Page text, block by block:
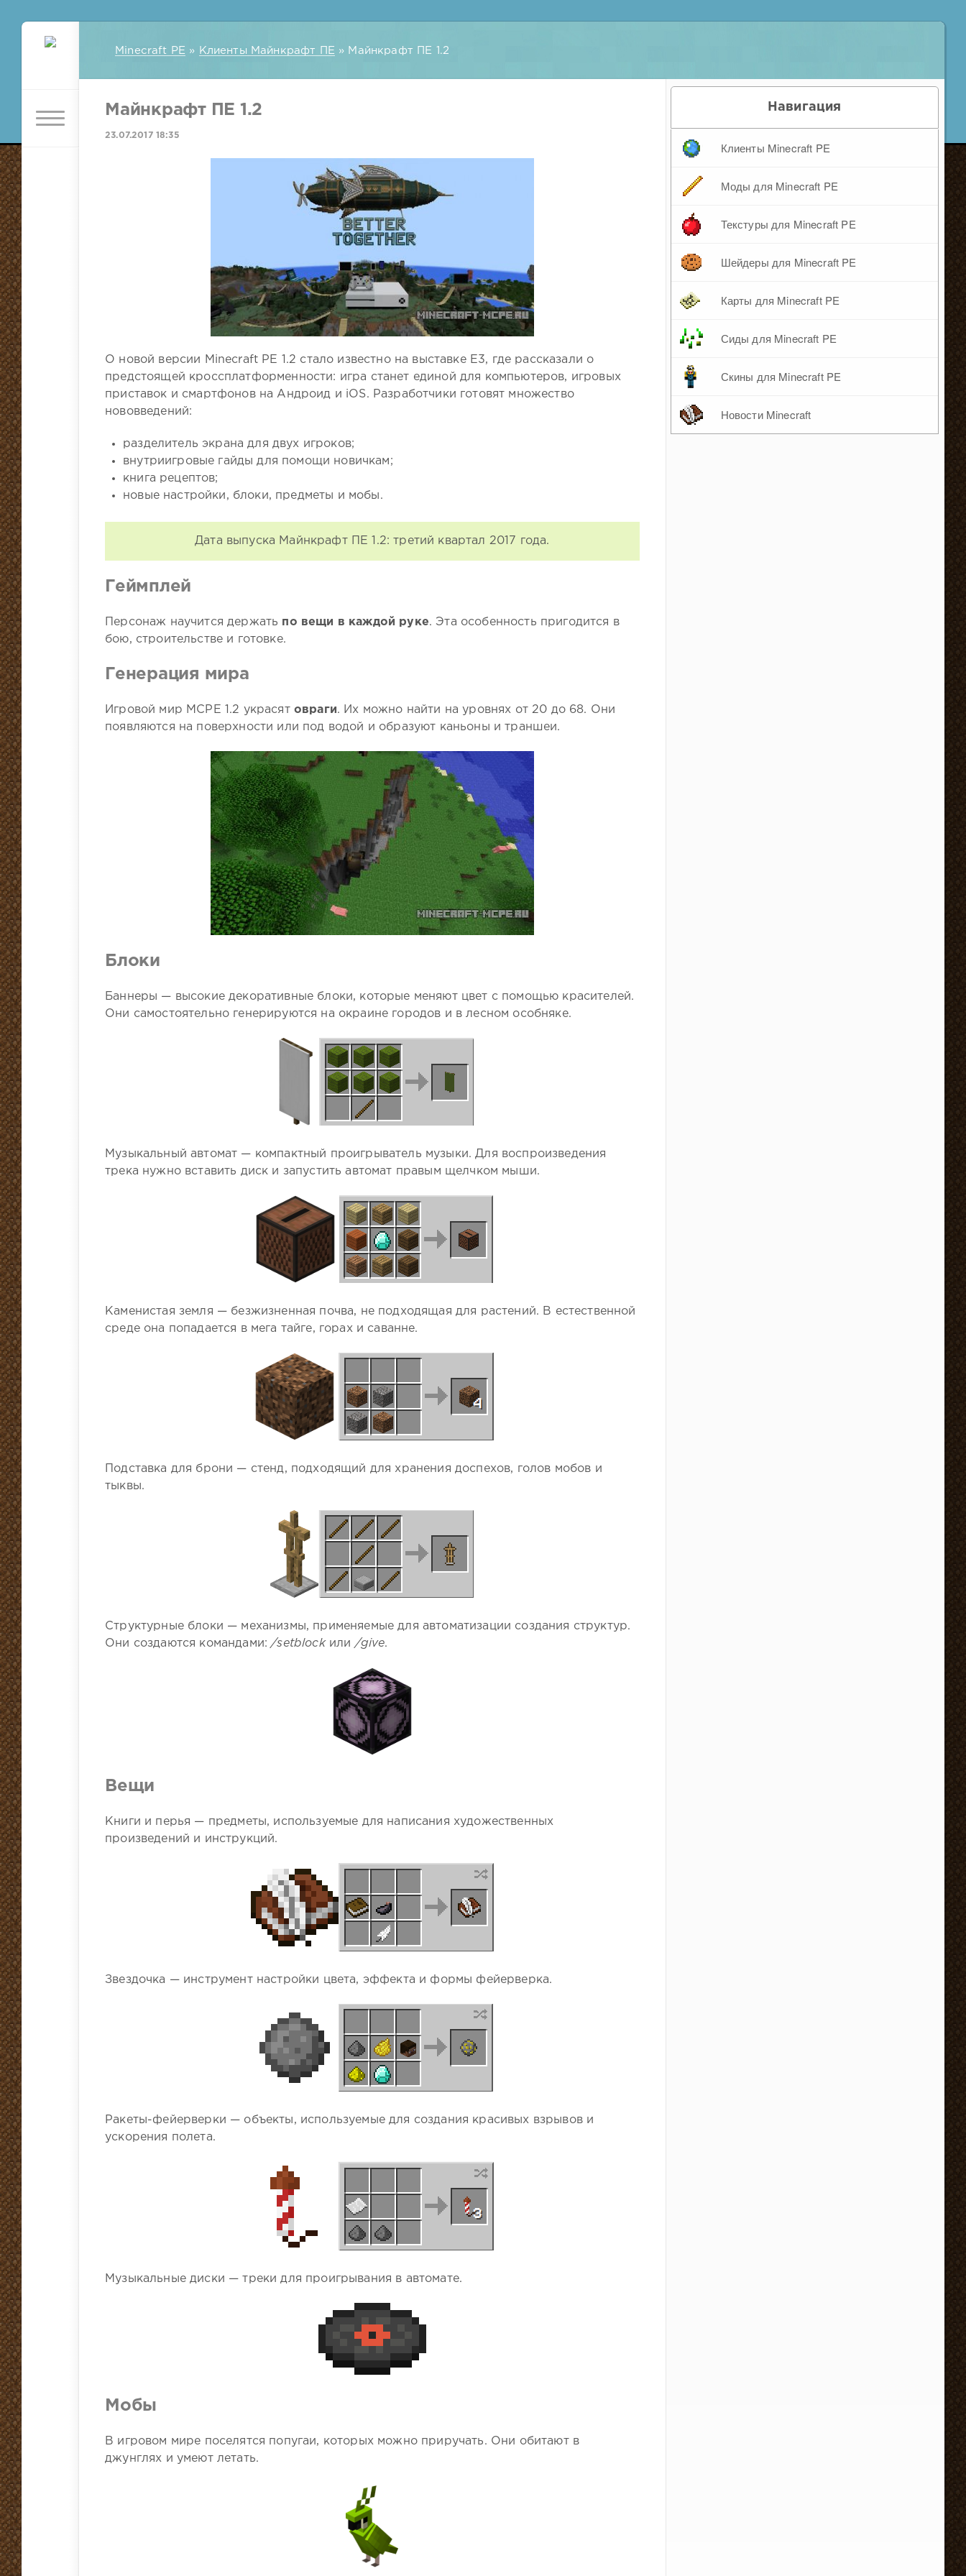
Minecraft PE » Клиенты Майнкрафт ПЕ » Майнкрафт ПЕ 1.2
Майнкрафт ПЕ 1.2
23.07.2017 18:35
О новой версии Minecraft PE 1.2 стало известно на выставке E3, где рассказали о
предстоящей кроссплатформенности: игра станет единой для компьютеров, игровых
приставок и смартфонов на Андроид и iOS. Разработчики готовят множество
нововведений:
разделитель экрана для двух игроков;
внутриигровые гайды для помощи новичкам;
книга рецептов;
новые настройки, блоки, предметы и мобы.
Дата выпуска Майнкрафт ПЕ 1.2: третий квартал 2017 года.
Геймплей
Персонаж научится держать по вещи в каждой руке. Эта особенность пригодится в
бою, строительстве и готовке.
Генерация мира
Игровой мир MCPE 1.2 украсят овраги. Их можно найти на уровнях от 20 до 68. Они
появляются на поверхности или под водой и образуют каньоны и траншеи.
Блоки
Баннеры — высокие декоративные блоки, которые меняют цвет с помощью красителей.
Они самостоятельно генерируются на окраине городов и в лесном особняке.
Музыкальный автомат — компактный проигрыватель музыки. Для воспроизведения
трека нужно вставить диск и запустить автомат правым щелчком мыши.
Каменистая земля — безжизненная почва, не подходящая для растений. В естественной
среде она попадается в мега тайге, горах и саванне.
Подставка для брони — стенд, подходящий для хранения доспехов, голов мобов и
тыквы.
Структурные блоки — механизмы, применяемые для автоматизации создания структур.
Они создаются командами:/setblockили/give.
Вещи
Книги и перья — предметы, используемые для написания художественных
произведений и инструкций.
Звездочка — инструмент настройки цвета, эффекта и формы фейерверка.
Ракеты-фейерверки — объекты, используемые для создания красивых взрывов и
ускорения полета.
Музыкальные диски — треки для проигрывания в автомате.
Мобы
В игровом мире поселятся попугаи, которых можно приручать. Они обитают в
джунглях и умеют летать.
Навигация
Клиенты Minecraft PE
Моды для Minecraft PE
Текстуры для Minecraft PE
Шейдеры для Minecraft PE
Карты для Minecraft PE
Сиды для Minecraft PE
Скины для Minecraft PE
Новости Minecraft